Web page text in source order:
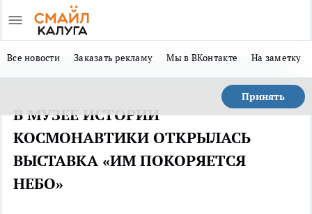
Все новости Заказать рекламу Мы в ВКонтакте На заметку
Принять
В МУЗЕЕ ИСТОРИИ
КОСМОНАВТИКИ ОТКРЫЛАСЬ
ВЫСТАВКА «ИМ ПОКОРЯЕТСЯ
НЕБО»